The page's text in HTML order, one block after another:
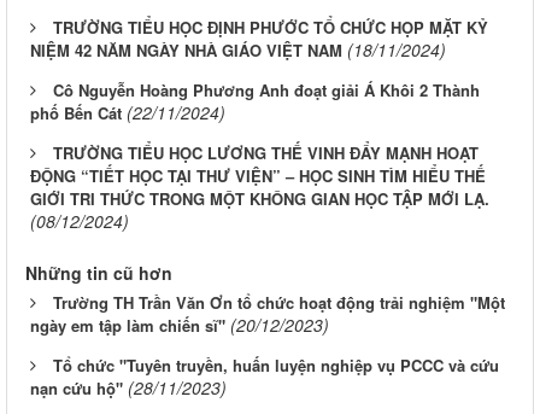
TRƯỜNG TIỂU HỌC ĐỊNH PHƯỚC TỔ CHỨC HỌP MẶT KỶ
NIỆM 42 NĂM NGÀY NHÀ GIÁO VIỆT NAM (18/11/2024)
Cô Nguyễn Hoàng Phương Anh đoạt giải Á Khôi 2 Thành
phố Bến Cát (22/11/2024)
TRƯỜNG TIỂU HỌC LƯƠNG THẾ VINH ĐẨY MẠNH HOẠT
ĐỘNG “TIẾT HỌC TẠI THƯ VIỆN” – HỌC SINH TÌM HIỂU THẾ
GIỚI TRI THỨC TRONG MỘT KHÔNG GIAN HỌC TẬP MỚI LẠ.
(08/12/2024)
Những tin cũ hơn
Trường TH Trần Văn Ơn tổ chức hoạt động trải nghiệm "Một
ngày em tập làm chiến sĩ" (20/12/2023)
Tổ chức "Tuyên truyền, huấn luyện nghiệp vụ PCCC và cứu
nạn cứu hộ" (28/11/2023)